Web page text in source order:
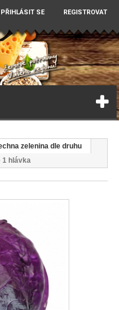
PŘIHLÁSIT SE REGISTROVAT
zelenina dle druhu
1 hlávka